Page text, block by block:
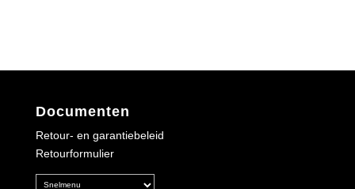
Documenten
Retour- en garantiebeleid
Retourformulier